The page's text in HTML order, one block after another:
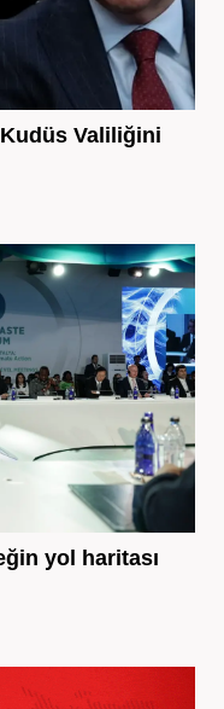
Valiliğini
yol haritası